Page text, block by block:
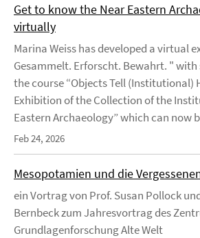
Get to know the Near Eastern
virtually
Marina Weiss has developed a virtual
Gesammelt. Erforscht. Bewahrt. "
the course “Objects Tell (Institutional)
Exhibition of the Collection of the
Eastern Archaeology” which can now
Feb 24, 2026
Mesopotamien und die
ein Vortrag von Prof. Susan Pollock
Bernbeck zum Jahresvortrag des
Grundlagenforschung Alte Welt